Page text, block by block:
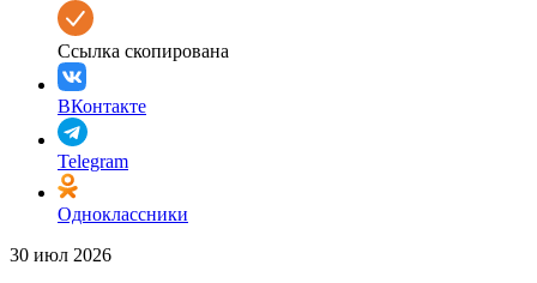
Ссылка скопирована
ВКонтакте
Telegram
Одноклассники
30 июл 2026